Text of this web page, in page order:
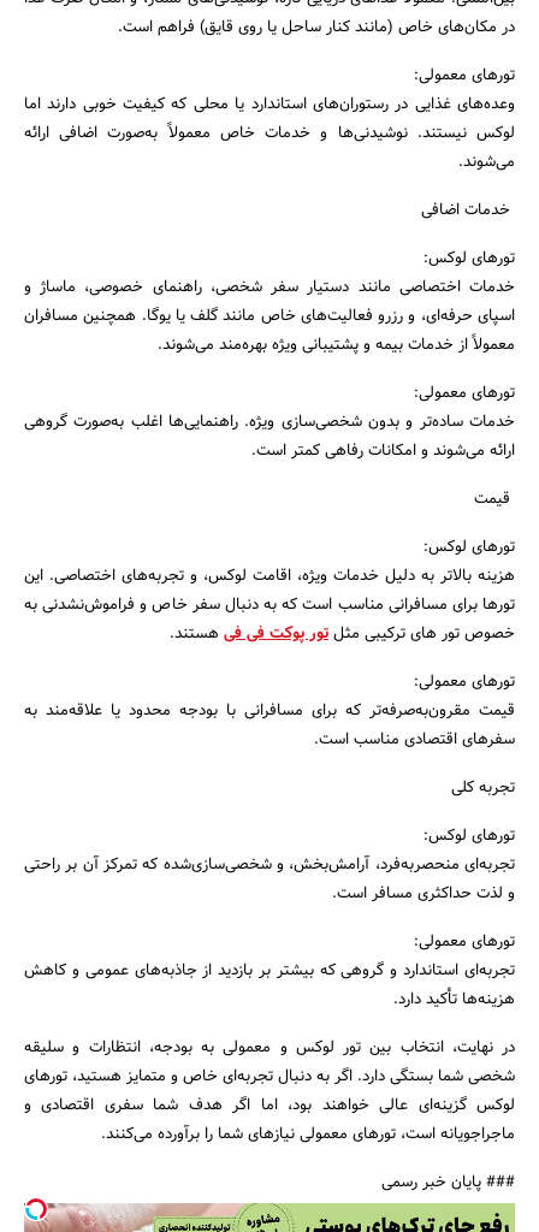
در مکان‌های خاص (مانند کنار ساحل یا روی قایق) فراهم است.
تورهای معمولی:
وعده‌های غذایی در رستوران‌های استاندارد یا محلی که کیفیت خوبی دارند اما
لوکس نیستند. نوشیدنی‌ها و خدمات خاص معمولاً به‌صورت اضافی ارائه
می‌شوند.
خدمات اضافی
تورهای لوکس:
خدمات اختصاصی مانند دستیار سفر شخصی، راهنمای خصوصی، ماساژ و
اسپای حرفه‌ای، و رزرو فعالیت‌های خاص مانند گلف یا یوگا. همچنین مسافران
معمولاً از خدمات بیمه و پشتیبانی ویژه بهره‌مند می‌شوند.
تورهای معمولی:
خدمات ساده‌تر و بدون شخصی‌سازی ویژه. راهنمایی‌ها اغلب به‌صورت گروهی
ارائه می‌شوند و امکانات رفاهی کمتر است.
قیمت
تورهای لوکس:
هزینه بالاتر به دلیل خدمات ویژه، اقامت لوکس، و تجربه‌های اختصاصی. این
تورها برای مسافرانی مناسب است که به دنبال سفر خاص و فراموش‌نشدنی به
خصوص تور های ترکیبی مثلتور پوکت فی فی هستند.
تورهای معمولی:
قیمت مقرون‌به‌صرفه‌تر که برای مسافرانی با بودجه محدود یا علاقه‌مند به
سفرهای اقتصادی مناسب است.
تجربه کلی
تورهای لوکس:
تجربه‌ای منحصر‌به‌فرد، آرامش‌بخش، و شخصی‌سازی‌شده که تمرکز آن بر راحتی
و لذت حداکثری مسافر است.
تورهای معمولی:
تجربه‌ای استاندارد و گروهی که بیشتر بر بازدید از جاذبه‌های عمومی و کاهش
هزینه‌ها تأکید دارد.
در نهایت، انتخاب بین تور لوکس و معمولی به بودجه، انتظارات و سلیقه
شخصی شما بستگی دارد. اگر به دنبال تجربه‌ای خاص و متمایز هستید، تورهای
لوکس گزینه‌ای عالی خواهند بود، اما اگر هدف شما سفری اقتصادی و
ماجراجویانه است، تورهای معمولی نیازهای شما را برآورده می‌کنند.
### پایان خبر رسمی